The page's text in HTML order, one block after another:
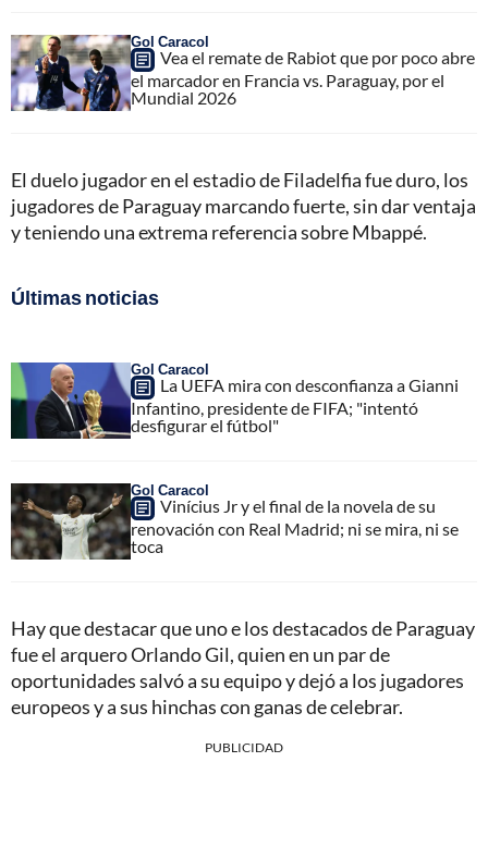
Gol Caracol
Vea el remate de Rabiot que por poco abre
el marcador en Francia vs. Paraguay, por el
Mundial 2026
El duelo jugador en el estadio de Filadelfia fue duro, los
jugadores de Paraguay marcando fuerte, sin dar ventaja
y teniendo una extrema referencia sobre Mbappé.
Últimas noticias
Gol Caracol
La UEFA mira con desconfianza a Gianni
Infantino, presidente de FIFA; "intentó
desfigurar el fútbol"
Gol Caracol
Vinícius Jr y el final de la novela de su
renovación con Real Madrid; ni se mira, ni se
toca
Hay que destacar que uno e los destacados de Paraguay
fue el arquero Orlando Gil, quien en un par de
oportunidades salvó a su equipo y dejó a los jugadores
europeos y a sus hinchas con ganas de celebrar.
PUBLICIDAD